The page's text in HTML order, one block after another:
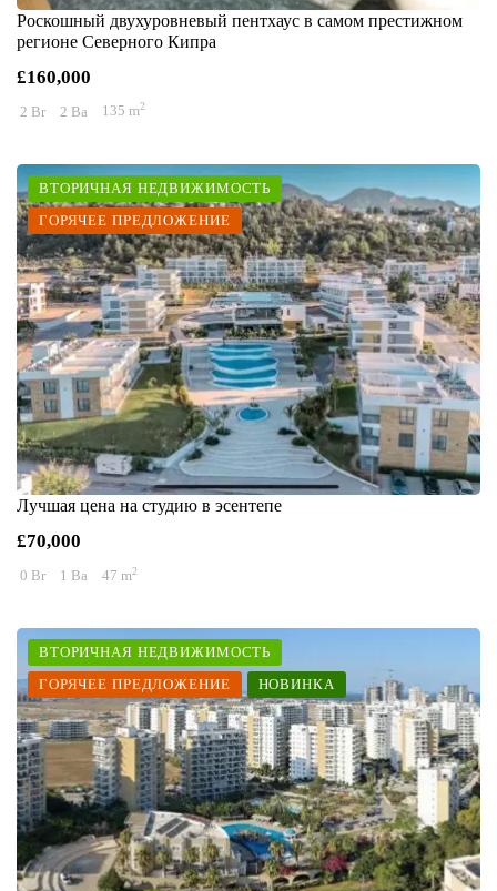
Роскошный двухуровневый пентхаус в самом престижном
регионе Северного Кипра
£160,000
2 Br 2 Ba 135 m2
ВТОРИЧНАЯ НЕДВИЖИМОСТЬ
ГОРЯЧЕЕ ПРЕДЛОЖЕНИЕ
Лучшая цена на студию в эсентепе
£70,000
0 Br 1 Ba 47 m2
ВТОРИЧНАЯ НЕДВИЖИМОСТЬ
ГОРЯЧЕЕ ПРЕДЛОЖЕНИЕ
НОВИНКА